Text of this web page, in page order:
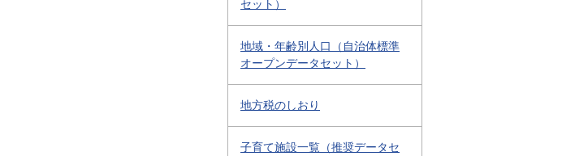
セット）
地域・年齢別人口（自治体標準
オープンデータセット）
地方税のしおり
子育て施設一覧（推奨データセ